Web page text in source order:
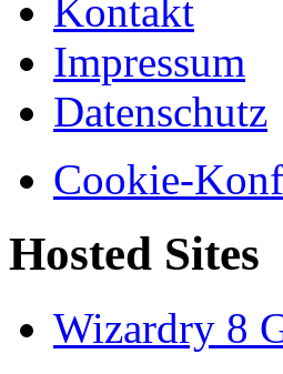
Kontakt
Impressum
Datenschutz
Cookie-
Hosted Sites
Wizardry 8